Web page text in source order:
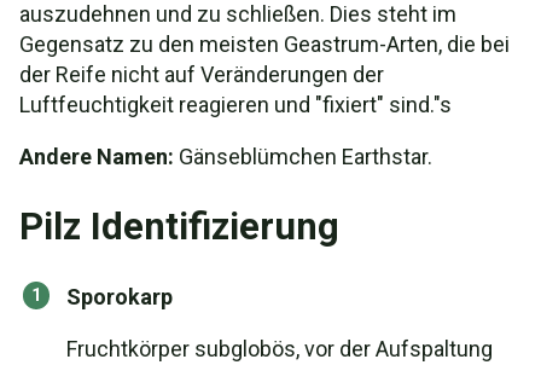
auszudehnen und zu schließen. Dies steht im
Gegensatz zu den meisten Geastrum-Arten, die bei
der Reife nicht auf Veränderungen der
Luftfeuchtigkeit reagieren und "fixiert" sind."s
Andere Namen: Gänseblümchen Earthstar.
Pilz Identifizierung
Sporokarp
Fruchtkörper subglobös, vor der Aufspaltung